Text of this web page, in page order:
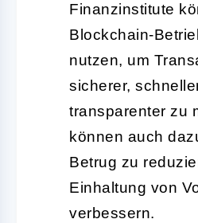
Finanzinstitute
Blockchain-
nutzen, um
sicherer,
transparenter zu
können auch
Betrug zu
Einhaltung von
verbessern.